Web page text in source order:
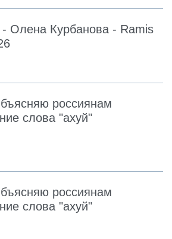
- Олена Курбанова - Ramis
россиянам
слова "ахуй"
россиянам
слова "ахуй"